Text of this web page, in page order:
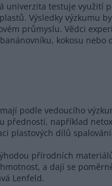
univerzita testuje využití
Výsledky výzkumu
průmyslu. Vědci
kokosu nebo
podle vedoucího
předností, například
plastových dílů
přírodních
a dají se
Lenfeld.